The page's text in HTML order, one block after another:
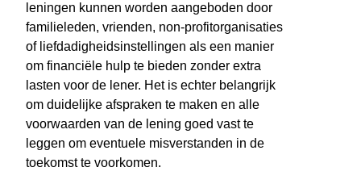
leningen kunnen worden aangeboden door
familieleden, vrienden, non-profitorganisaties
of liefdadigheidsinstellingen als een manier
om financiële hulp te bieden zonder extra
lasten voor de lener. Het is echter belangrijk
om duidelijke afspraken te maken en alle
voorwaarden van de lening goed vast te
leggen om eventuele misverstanden in de
toekomst te voorkomen.